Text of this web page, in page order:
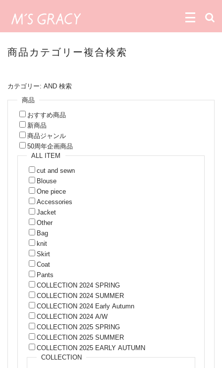
商品カテゴリー複合検索
カテゴリー: AND 検索
商品
おすすめ商品
新商品
商品ジャンル
50周年企画商品
ALL ITEM
cut and sewn
Blouse
One piece
Accessories
Jacket
Other
Bag
knit
Skirt
Coat
Pants
COLLECTION 2024 SPRING
COLLECTION 2024 SUMMER
COLLECTION 2024 Early Autumn
COLLECTION 2024 A/W
COLLECTION 2025 SPRING
COLLECTION 2025 SUMMER
COLLECTION 2025 EARLY AUTUMN
COLLECTION